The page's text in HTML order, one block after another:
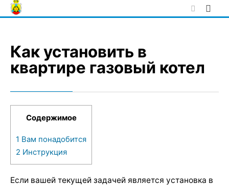
Skip
to
Как установить в
квартире газовый котел
Содержимое
1 Вам понадобится
2 Инструкция
Если вашей текущей задачей является установка в